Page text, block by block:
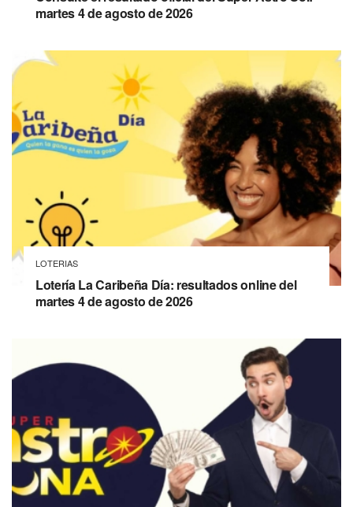
martes 4 de agosto de 2026
LOTERIAS
Lotería La Caribeña Día: resultados online del
martes 4 de agosto de 2026